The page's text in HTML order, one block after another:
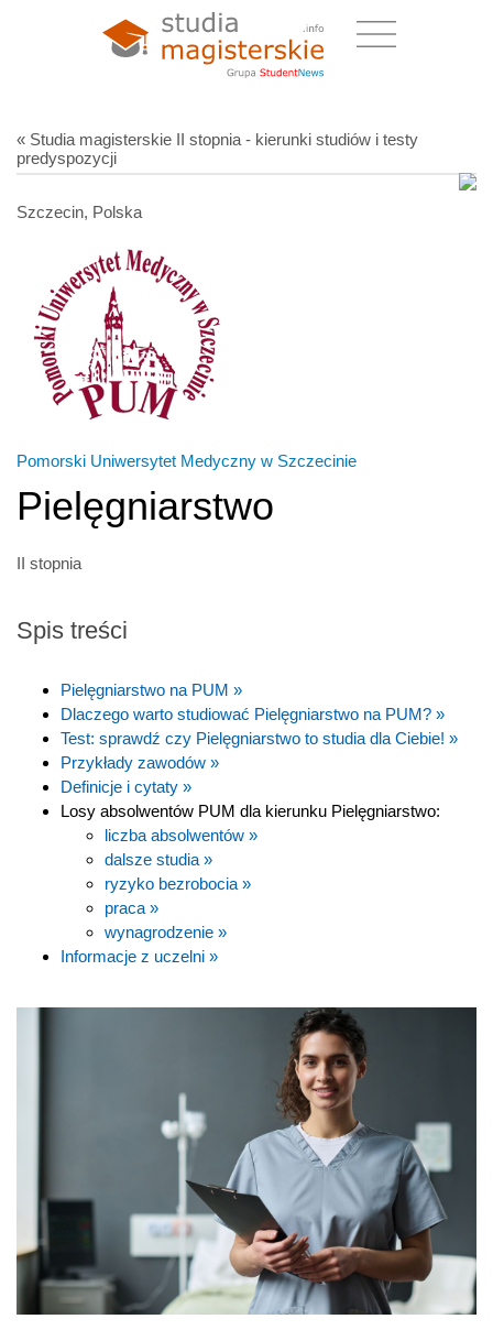
« Studia magisterskie II stopnia - kierunki studiów i testy
predyspozycji
Szczecin, Polska
Pomorski Uniwersytet Medyczny w Szczecinie
Pielęgniarstwo
II stopnia
Spis treści
Pielęgniarstwo na PUM »
Dlaczego warto studiować Pielęgniarstwo na PUM? »
Test: sprawdź czy Pielęgniarstwo to studia dla Ciebie! »
Przykłady zawodów »
Definicje i cytaty »
Losy absolwentów PUM dla kierunku Pielęgniarstwo:
liczba absolwentów »
dalsze studia »
ryzyko bezrobocia »
praca »
wynagrodzenie »
Informacje z uczelni »